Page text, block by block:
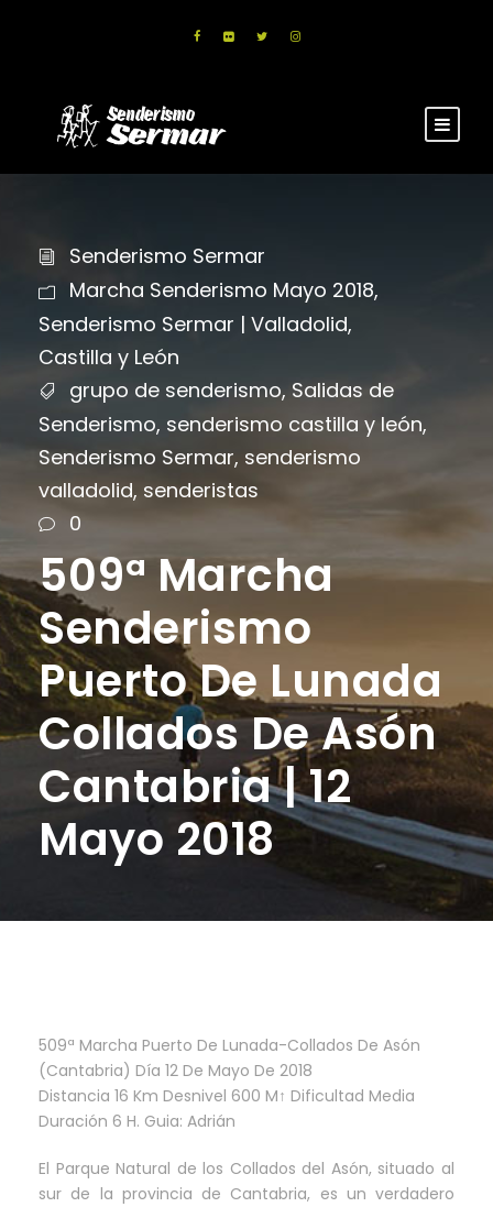
Senderismo Sermar
Marcha Senderismo Mayo 2018,
Senderismo Sermar | Valladolid,
Castilla y León
grupo de senderismo, Salidas de
Senderismo, senderismo castilla y león,
Senderismo Sermar, senderismo
valladolid, senderistas
0
509ª Marcha
Senderismo
Puerto De Lunada
Collados De Asón
Cantabria | 12
Mayo 2018
509ª Marcha Puerto De Lunada-Collados De Asón
(Cantabria) Día 12 De Mayo De 2018
Distancia 16 Km Desnivel 600 M↑ Dificultad Media
Duración 6 H. Guia: Adrián
El Parque Natural de los Collados del Asón, situado al
sur de la provincia de Cantabria, es un verdadero